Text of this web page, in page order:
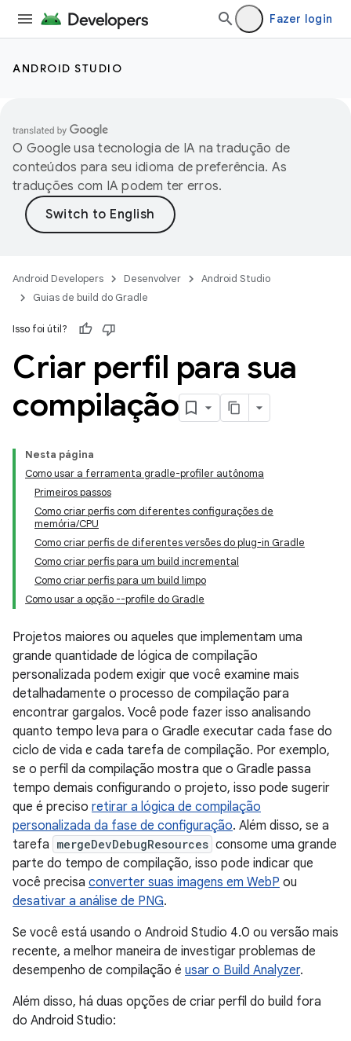
Fazer login
ANDROID STUDIO
O Google usa tecnologia de IA na tradução de
conteúdos para seu idioma de preferência. As
traduções com IA podem ter erros.
Android Developers Desenvolver
Android Studio
Guias de build do Gradle
Isso foi útil?
Criar perfil para sua
compilação
Nesta página
Como usar a ferramenta gradle-profiler autônoma
Primeiros passos
Como criar perfis com diferentes configurações de
memória/CPU
Como criar perfis de diferentes versões do plug-in Gradle
Como criar perfis para um build incremental
Como criar perfis para um build limpo
Como usar a opção --profile do Gradle
Projetos maiores ou aqueles que implementam uma
grande quantidade de lógica de compilação
personalizada podem exigir que você examine mais
detalhadamente o processo de compilação para
encontrar gargalos. Você pode fazer isso analisando
quanto tempo leva para o Gradle executar cada fase do
ciclo de vida e cada tarefa de compilação. Por exemplo,
se o perfil da compilação mostra que o Gradle passa
tempo demais configurando o projeto, isso pode sugerir
que é preciso retirar a lógica de compilação
personalizada da fase de configuração. Além disso, se a
tarefa mergeDevDebugResources consome uma grande
parte do tempo de compilação, isso pode indicar que
você precisa converter suas imagens em WebP ou
desativar a análise de PNG.
Se você está usando o Android Studio 4.0 ou versão mais
recente, a melhor maneira de investigar problemas de
desempenho de compilação é usar o Build Analyzer.
Além disso, há duas opções de criar perfil do build fora
do Android Studio: